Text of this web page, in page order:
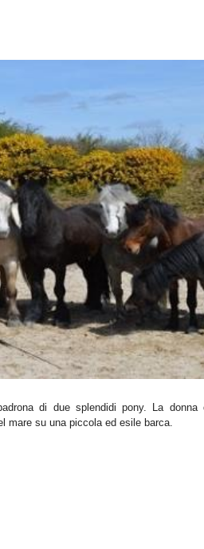
di due splendidi pony. La
mare su una piccola ed esile barca.